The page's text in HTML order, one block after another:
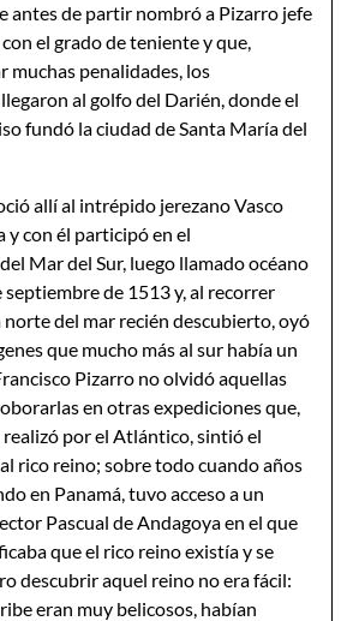
antes de partir nombró a Pizarro jefe
el grado de teniente y que,
muchas penalidades, los
al golfo del Darién, donde el
fundó la ciudad de Santa María del
allí al intrépido jerezano Vasco
y con él participó en el
Mar del Sur, luego llamado océano
septiembre de 1513 y, al recorrer
norte del mar recién descubierto, oyó
que mucho más al sur había un
Pizarro no olvidó aquellas
en otras expediciones que,
por el Atlántico, sintió el
rico reino; sobre todo cuando años
en Panamá, tuvo acceso a un
Pascual de Andagoya en el que
que el rico reino existía y se
descubrir aquel reino no era fácil:
eran muy belicosos, habían